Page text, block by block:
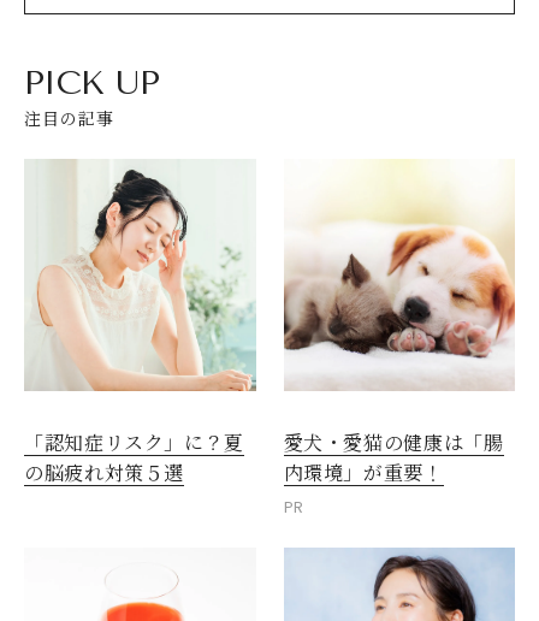
PICK UP
注目の記事
「認知症リスク」に？夏
の脳疲れ対策５選
愛犬・愛猫の健康は「腸
内環境」が重要！
PR